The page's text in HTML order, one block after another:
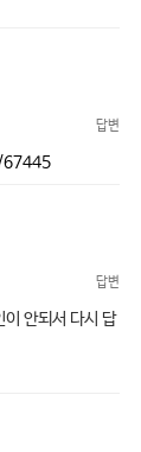
답변
답변
안되서 다시 답